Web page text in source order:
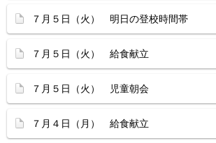
７月５日（火） 明日の登校時間帯
７月５日（火） 給食献立
７月５日（火） 児童朝会
７月４日（月） 給食献立